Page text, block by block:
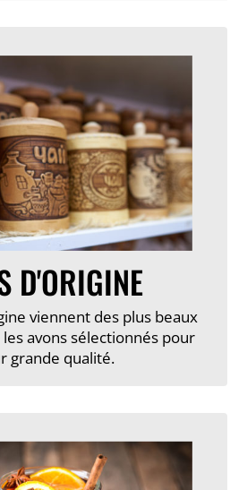
D'ORIGINE
viennent des plus beaux
avons sélectionnés pour
grande qualité.